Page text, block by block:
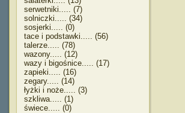
serwetniki..... (7)
solniczki..... (34)
sosjerki..... (0)
tace i podstawki..... (56)
talerze..... (78)
wazony..... (12)
wazy i bigośnice..... (17)
zapieki..... (16)
zegary..... (14)
łyżki i noże..... (3)
szkliwa..... (1)
świece..... (0)